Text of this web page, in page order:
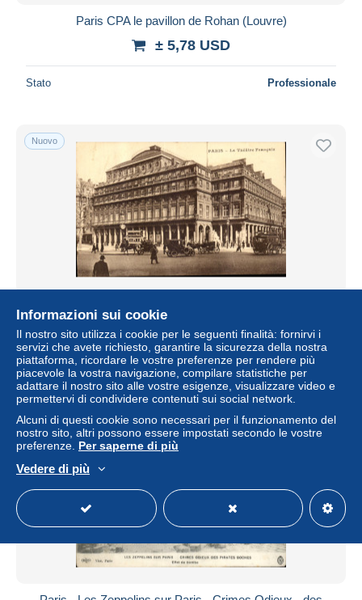
Paris CPA le pavillon de Rohan (Louvre)
± 5,78 USD
Stato Professionale
Nuovo
Paris CPA Le theatre francais
± 5,78 USD
Stato Professionale
Nuovo
Informazioni sui cookie
Il nostro sito utilizza i cookie per le seguenti finalità: fornirvi i
servizi che avete richiesto, garantire la sicurezza della nostra
piattaforma, ricordare le vostre preferenze per rendere più
piacevole la vostra navigazione, compilare statistiche per
adattare il nostro sito alle vostre esigenze, visualizzare video e
permettervi di condividere contenuti sui social network.
Alcuni di questi cookie sono necessari per il funzionamento del
nostro sito, altri possono essere impostati secondo le vostre
preferenze. Per saperne di più
Vedere di più